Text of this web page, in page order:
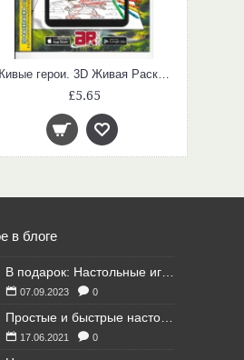
£5.65
в блоге
07.09.2023 0
17.06.2021 0